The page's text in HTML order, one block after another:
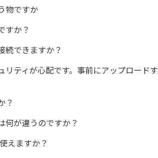
物ですか
すか？
続できますか？
リティが心配です。事前にアップロード
？
何が違うのですか？
えますか？